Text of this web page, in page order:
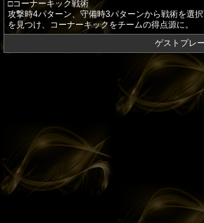
□コーナーキック戦術
攻撃時4パターン、守備時3パターンから戦術を選
を見つけ、コーナーキックをチームの得点源に。
ゲストプレ